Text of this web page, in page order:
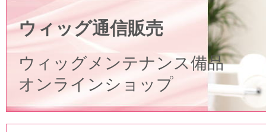
ウィッグ通信販売
ウィッグメンテナンス備品
オンラインショップ